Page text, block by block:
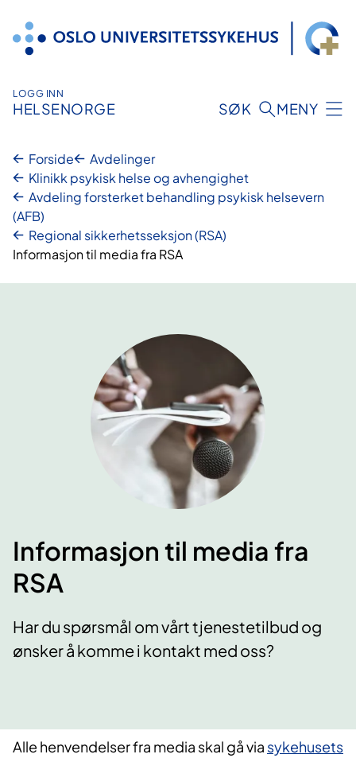
innhold
LOGG INN
HELSENORGE SØK MENY
Forside
Avdelinger
Klinikk psykisk helse og avhengighet
Avdeling forsterket behandling psykisk helsevern
(AFB)
Regional sikkerhetsseksjon (RSA)
Informasjon til media fra RSA
Informasjon til media fra
RSA
Har du spørsmål om vårt tjenestetilbud og
ønsker å komme i kontakt med oss?
Alle henvendelser fra media skal gå via sykehusets